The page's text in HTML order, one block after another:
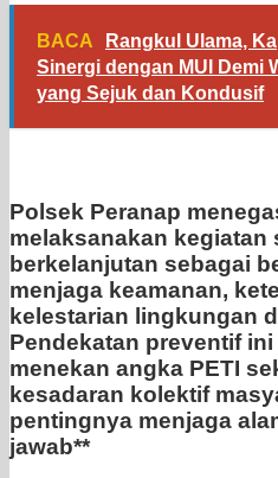
BACA
Rangkul Ulama,
Sinergi dengan MUI Demi
yang Sejuk dan Kondusif
Polsek Peranap
melaksanakan kegiatan
berkelanjutan sebagai
menjaga keamanan,
kelestarian lingkungan
Pendekatan preventif
menekan angka PETI
kesadaran kolektif
pentingnya menjaga
jawab**